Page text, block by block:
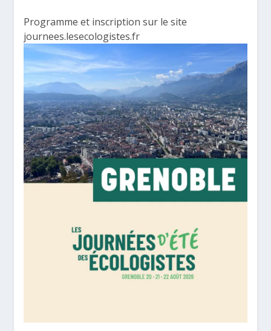
Programme et inscription sur le site
journees.lesecologistes.fr